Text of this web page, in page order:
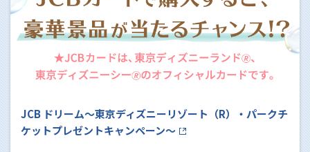
クチ HISのツアーがおトクに予約できる！